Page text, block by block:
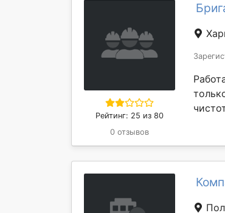
Рейтинг: 25 из 80
0 отзывов